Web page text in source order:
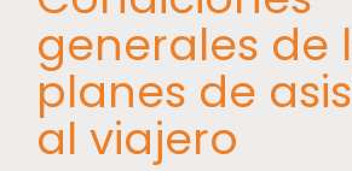
generales de
planes de
al viajero